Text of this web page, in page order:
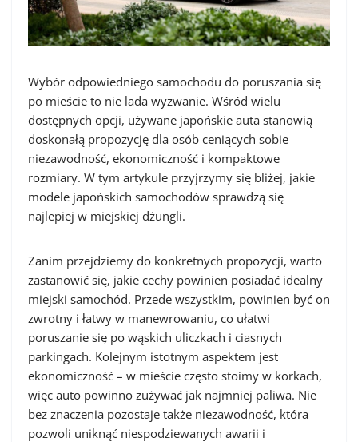
Wybór odpowiedniego samochodu do poruszania się
po mieście to nie lada wyzwanie. Wśród wielu
dostępnych opcji, używane japońskie auta stanowią
doskonałą propozycję dla osób ceniących sobie
niezawodność, ekonomiczność i kompaktowe
rozmiary. W tym artykule przyjrzymy się bliżej, jakie
modele japońskich samochodów sprawdzą się
najlepiej w miejskiej dżungli.
Zanim przejdziemy do konkretnych propozycji, warto
zastanowić się, jakie cechy powinien posiadać idealny
miejski samochód. Przede wszystkim, powinien być on
zwrotny i łatwy w manewrowaniu, co ułatwi
poruszanie się po wąskich uliczkach i ciasnych
parkingach. Kolejnym istotnym aspektem jest
ekonomiczność – w mieście często stoimy w korkach,
więc auto powinno zużywać jak najmniej paliwa. Nie
bez znaczenia pozostaje także niezawodność, która
pozwoli uniknąć niespodziewanych awarii i